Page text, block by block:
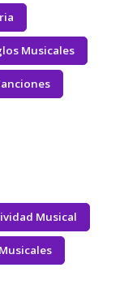
Musicales
Musical